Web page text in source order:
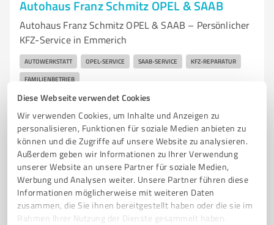
Diese Webseite verwendet Cookies
Wir verwenden Cookies, um Inhalte und Anzeigen zu
personalisieren, Funktionen für soziale Medien anbieten zu
können und die Zugriffe auf unsere Website zu analysieren.
Außerdem geben wir Informationen zu Ihrer Verwendung
unserer Website an unsere Partner für soziale Medien,
Werbung und Analysen weiter. Unsere Partner führen diese
Informationen möglicherweise mit weiteren Daten
zusammen, die Sie ihnen bereitgestellt haben oder die sie im
Rahmen Ihrer Nutzung der Dienste gesammelt haben.
Autohaus Franz Schmitz OPEL & SAAB
Autohaus Franz Schmitz OPEL & SAAB – Persönlicher
KFZ-Service in Emmerich
AUTOWERKSTATT OPEL-SERVICE SAAB-SERVICE KFZ-REPARATUR
FAMILIENBETRIEB
info@schmitz-autohaus.com
www.schmitz-autohaus.com/
4,60 / 5,00
71 Bewertungen (1 Quelle)